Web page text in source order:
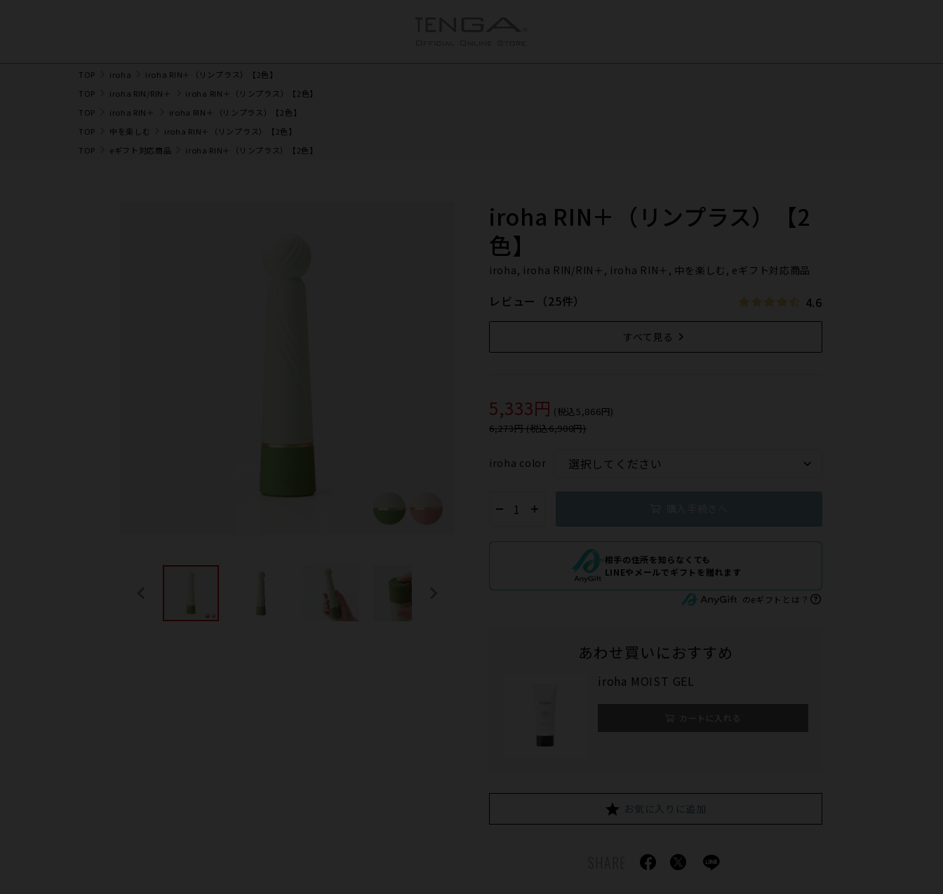
TOP iroha
iroha RIN＋（リンプラス）【2色】
TOP
iroha RIN/RIN＋
iroha RIN＋（リンプラス）【2色】
TOP
iroha RIN＋
iroha RIN＋（リンプラス）【2色】
TOP
中を楽しむ
iroha RIN＋（リンプラス）【2色】
TOP
eギフト対応商品 iroha RIN＋（リンプラス）【2色】
iroha RIN＋（リンプラス）【2
色】
iroha, iroha RIN/RIN＋, iroha RIN＋, 中を楽しむ, eギフト対応商品
レビュー（25件） 4.6
すべて見る
5,333円 (税込5,866円)
6,273円 (税込6,900円)
iroha color
相手の住所を知らなくても
LINEやメールでギフトを贈れます
のeギフトとは？
あわせ買いにおすすめ
iroha MOIST GEL
お気に入りに追加